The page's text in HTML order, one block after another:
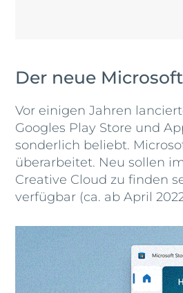
Der neue
Vor einigen Jahren
Googles Play Store und
sonderlich beliebt.
überarbeitet. Neu sollen
Creative Cloud zu finden
verfügbar (ca. ab April